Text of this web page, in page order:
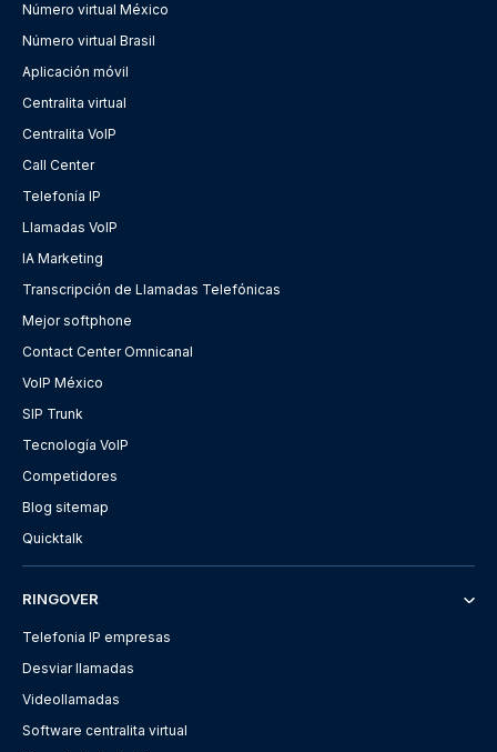
Número virtual México
Número virtual Brasil
Aplicación móvil
Centralita virtual
Centralita VoIP
Call Center
Telefonía IP
Llamadas VoIP
IA Marketing
Transcripción de Llamadas Telefónicas
Mejor softphone
Contact Center Omnicanal
VoIP México
SIP Trunk
Tecnología VoIP
Competidores
Blog sitemap
Quicktalk
RINGOVER
Telefonia IP empresas
Desviar llamadas
Videollamadas
Software centralita virtual